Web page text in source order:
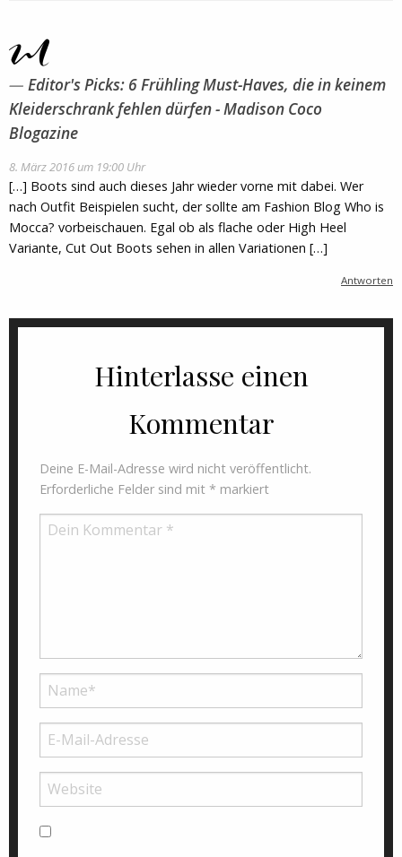
Editor's Picks: 6 Frühling Must-Haves, die in keinem
Kleiderschrank fehlen dürfen - Madison Coco
Blogazine
8. März 2016 um 19:00 Uhr
[…] Boots sind auch dieses Jahr wieder vorne mit dabei. Wer
nach Outfit Beispielen sucht, der sollte am Fashion Blog Who is
Mocca? vorbeischauen. Egal ob als flache oder High Heel
Variante, Cut Out Boots sehen in allen Variationen […]
Antworten
Hinterlasse einen
Kommentar
Deine E-Mail-Adresse wird nicht veröffentlicht.
Erforderliche Felder sind mit * markiert